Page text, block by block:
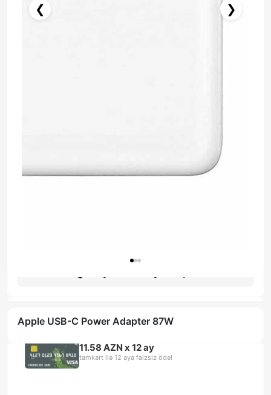
❮ ❯
Apple USB-C Power Adapter 87W
11.58 AZN x 12 ay
tamkart ilə 12 aya faizsiz ödə!